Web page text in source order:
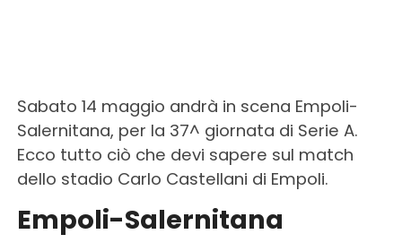
Sabato 14 maggio andrà in scena Empoli-
Salernitana, per la 37^ giornata di Serie A.
Ecco tutto ciò che devi sapere sul match
dello stadio Carlo Castellani di Empoli.
Empoli-Salernitana